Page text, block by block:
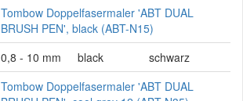
Tombow Doppelfasermaler 'ABT DUAL
BRUSH PEN', black (ABT-N15)
0,8 - 10 mm
black
schwarz
Tombow Doppelfasermaler 'ABT DUAL